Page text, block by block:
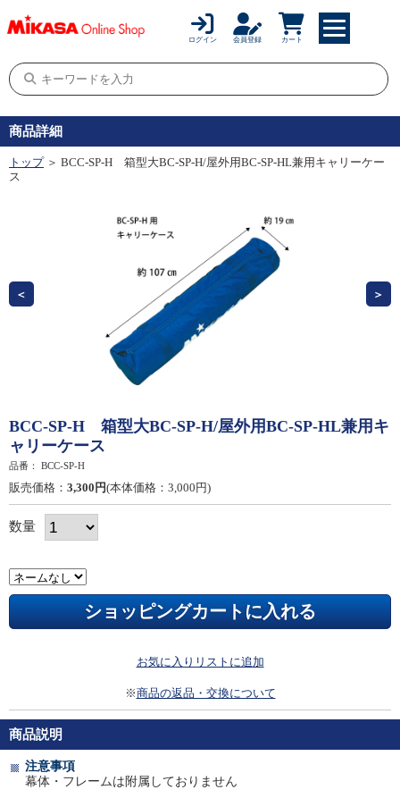
ログイン 会員登録 カート
商品詳細
トップ＞ BCC-SP-H 箱型大BC-SP-H/屋外用BC-SP-HL兼用キャリーケー
ス
BCC-SP-H 箱型大BC-SP-H/屋外用BC-SP-HL兼用キ
ャリーケース
品番： BCC-SP-H
販売価格： 3,300円(本体価格：3,000円)
数量
お気に入りリストに追加
※商品の返品・交換について
商品説明
注意事項
幕体・フレームは附属しておりません